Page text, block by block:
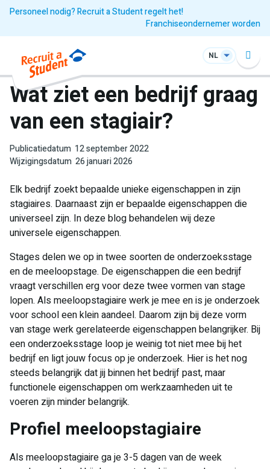
Personeel nodig? Recruit a Student regelt het!
Franchiseondernemer worden
NL
Wat ziet een bedrijf graag
van een stagiair?
Publicatiedatum 12 september 2022
Wijzigingsdatum 26 januari 2026
Elk bedrijf zoekt bepaalde unieke eigenschappen in zijn
stagiaires. Daarnaast zijn er bepaalde eigenschappen die
universeel zijn. In deze blog behandelen wij deze
universele eigenschappen.
Stages delen we op in twee soorten de onderzoeksstage
en de meeloopstage. De eigenschappen die een bedrijf
vraagt verschillen erg voor deze twee vormen van stage
lopen. Als meeloopstagiaire werk je mee en is je onderzoek
voor school een klein aandeel. Daarom zijn bij deze vorm
van stage werk gerelateerde eigenschappen belangrijker. Bij
een onderzoeksstage loop je weinig tot niet mee bij het
bedrijf en ligt jouw focus op je onderzoek. Hier is het nog
steeds belangrijk dat jij binnen het bedrijf past, maar
functionele eigenschappen om werkzaamheden uit te
voeren zijn minder belangrijk.
Profiel meeloopstagiaire​
Als meeloopstagiaire ga je 3-5 dagen van de week